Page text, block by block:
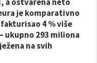
je komparativno
4 % više
ukupno 293 miliona
na svih